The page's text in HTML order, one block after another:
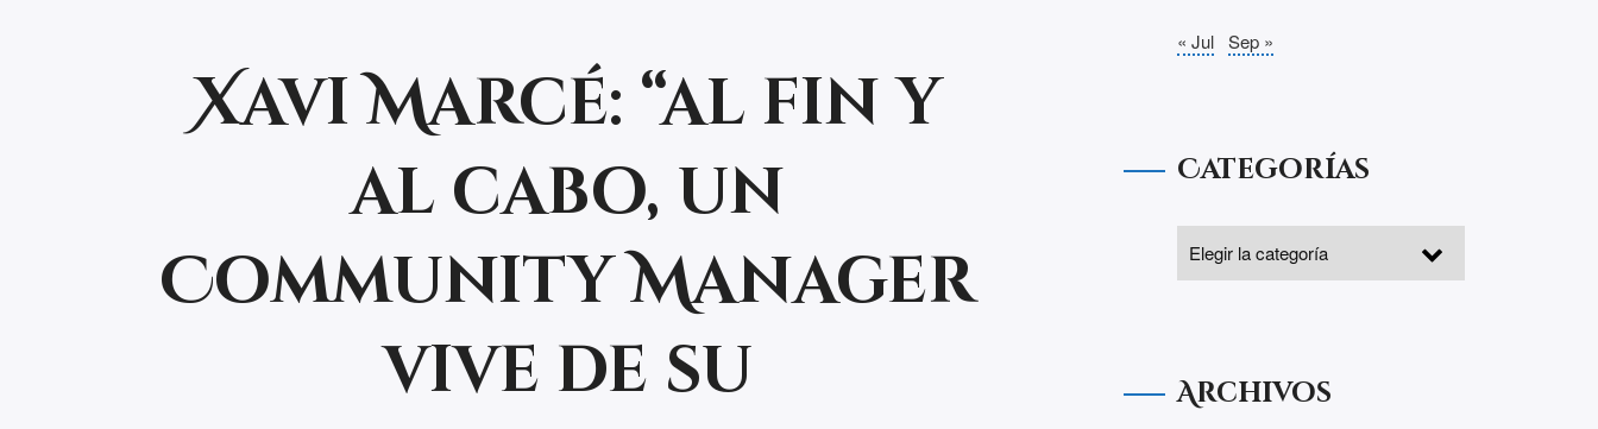
Xavi Marcé: “al fin y
al cabo, un
Community Manager
vive de su
« Jul Sep »
Categorías
Archivos